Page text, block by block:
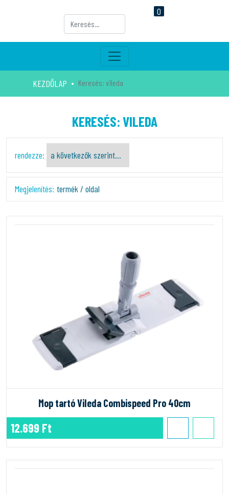
0
KEZDŐLAP Keresés: vileda
KERESÉS: VILEDA
rendezze:
Megjelenítés: termék / oldal
Mop tartó Vileda Combispeed Pro 40cm
12.699 Ft